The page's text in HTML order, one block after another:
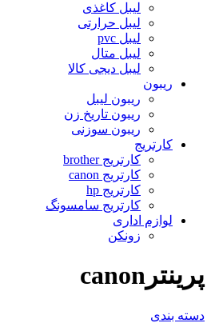
لیبل کاغذی
لیبل حرارتی
لیبل pvc
لیبل متال
لیبل دیجی کالا
ریبون
ریبون لیبل
ریبون تاریخ زن
ریبون سوزنی
کارتریج
کارتریج brother
کارتریج canon
کارتریج hp
کارتریج سامسونگ
لوازم اداری
زونکن
پرینترcanon
دسته بندی